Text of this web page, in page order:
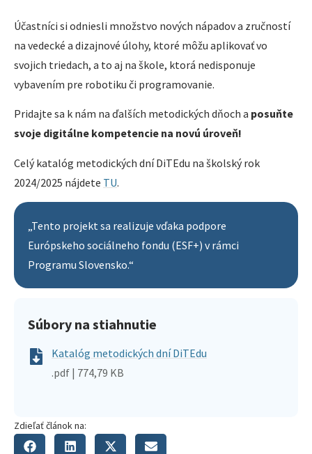
Účastníci si odniesli množstvo nových nápadov a zručností
na vedecké a dizajnové úlohy, ktoré môžu aplikovať vo
svojich triedach, a to aj na škole, ktorá nedisponuje
vybavením pre robotiku či programovanie.
Pridajte sa k nám na ďalších metodických dňoch a posuňte
svoje digitálne kompetencie na novú úroveň!
Celý katalóg metodických dní DiTEdu na školský rok
2024/2025 nájdete TU.
„Tento projekt sa realizuje vďaka podpore
Európskeho sociálneho fondu (ESF+) v rámci
Programu Slovensko.“
Súbory na stiahnutie
Katalóg metodických dní DiTEdu
.pdf | 774,79 KB
Zdieľať článok na: